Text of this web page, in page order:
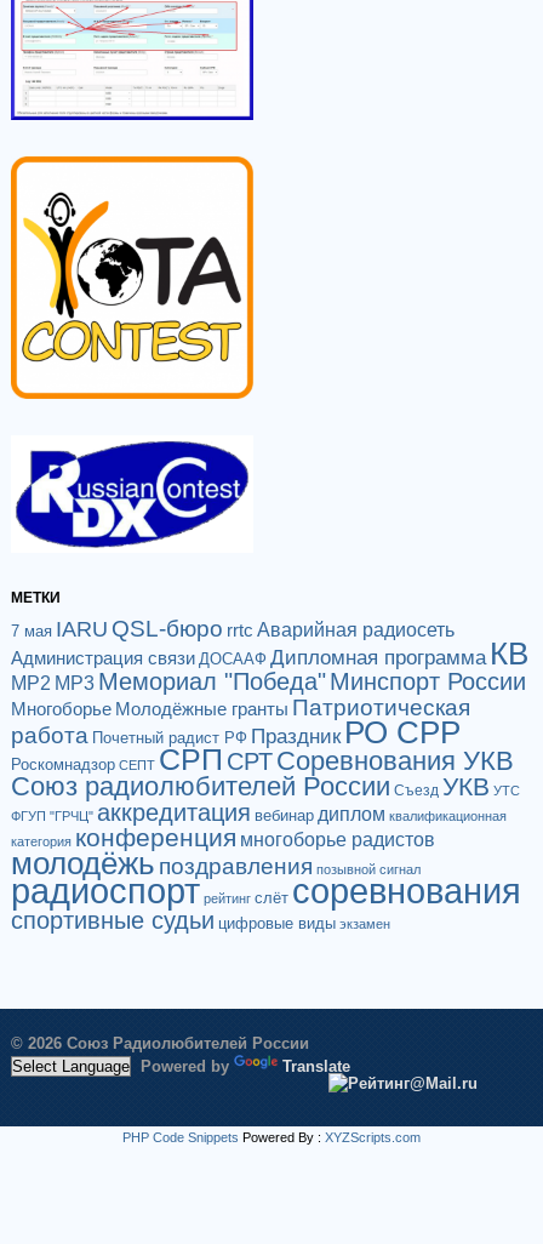
МЕТКИ
7 мая IARU QSL-бюро rrtc Аварийная радиосеть
Администрация связи ДОСААФ Дипломная программа КВ
МР2 МР3 Мемориал "Победа"Минспорт России
Многоборье Молодёжные гранты Патриотическая
работа Почетный радист РФ Праздник РО СРР
Роскомнадзор СЕПТ СРП СРТСоревнования УКВ
Союз радиолюбителей России Съезд УКВ УТС
ФГУП "ГРЧЦ" аккредитация вебинар диплом квалификационная
категория конференция многоборье радистов
молодёжь поздравления позывной сигнал
радиоспорт рейтинг слёт соревнования
спортивные судьи цифровые виды экзамен
© 2026 Союз Радиолюбителей России
Powered by
Translate
PHP Code Snippets Powered By : XYZScripts.com